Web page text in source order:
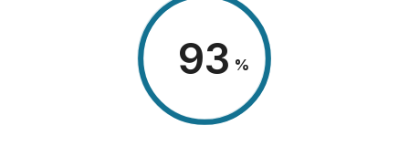
98 %